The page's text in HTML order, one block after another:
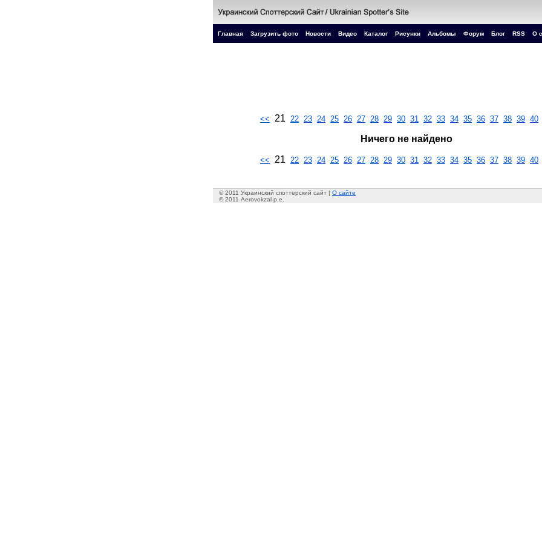
Главная Загрузить фото Новости Видео Каталог Рисунки Альбомы Форум Блог RSS О
<< 21 22 23 24 25 26 27 28 29 30 31 32 33 34 35 36 37 38 39 40
Ничего не найдено
<< 21 22 23 24 25 26 27 28 29 30 31 32 33 34 35 36 37 38 39 40
© 2011 Украинский споттерский сайт | О сайте
© 2011 Aerovokzal p.e.